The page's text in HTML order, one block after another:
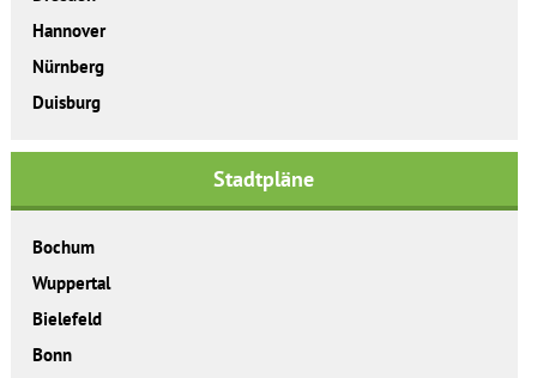
Hannover
Nürnberg
Duisburg
Stadtpläne
Bochum
Wuppertal
Bielefeld
Bonn